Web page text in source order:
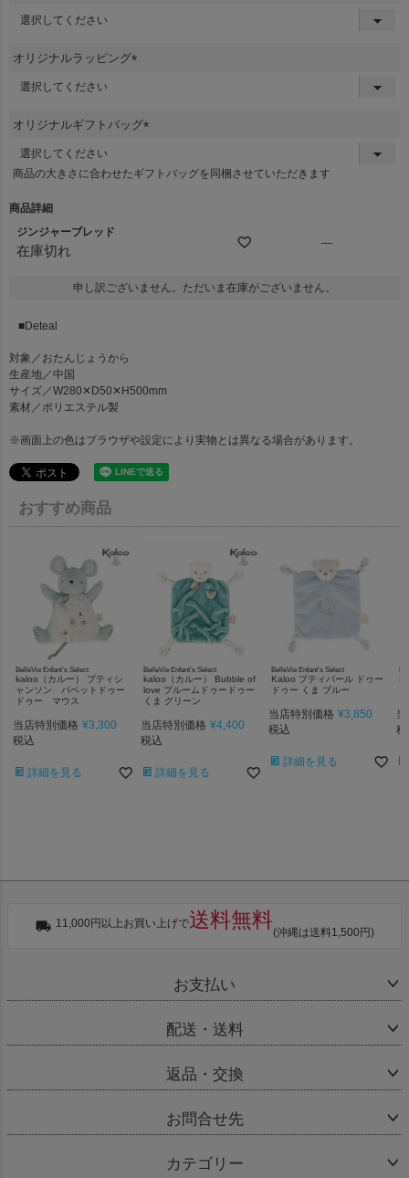
)
オリジナルラッピング
)
オリジナルギフトバッグ
須
商品の大きさに合わせたギフトバッグを同梱させていただきます
商品詳細
ジンジャーブレッド
在庫切れ
—
申し訳ございません。ただいま在庫がございません。
■Deteal
対象／おたんじょうから
生産地／中国
サイズ／W280✕D50✕H500mm
素材／ポリエステル製
※画面上の色はブラウザや設定により実物とは異なる場合があります。
おすすめ商品
BelleVie Enfant's Select
kaloo（カルー） プティシ
ャンソン パペットドゥー
ドゥー マウス
当店特別価格 ¥3,300
税込
詳細を見る
BelleVie Enfant's Select
kaloo（カルー） Bubble of
love プルームドゥードゥー
くま グリーン
当店特別価格 ¥4,400
税込
詳細を見る
BelleVie Enfant's Select
Kaloo プティパール ドゥー
ドゥー くま ブルー
当店特別価格 ¥3,850
税込
詳細を見る
税
11,000円以上お買い上げで送料無料
(沖縄は送料1,500円)
お支払い
配送・送料
返品・交換
お問合せ先
カテゴリー